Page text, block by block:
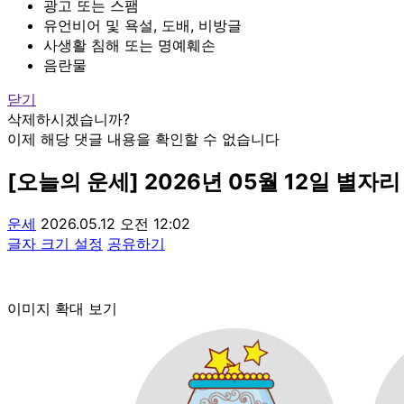
광고 또는 스팸
유언비어 및 욕설, 도배, 비방글
사생활 침해 또는 명예훼손
음란물
닫기
삭제하시겠습니까?
이제 해당 댓글 내용을 확인할 수 없습니다
[오늘의 운세] 2026년 05월 12일 별자리
운세 2026.05.12 오전 12:02
글자 크기 설정 공유하기
이미지 확대 보기